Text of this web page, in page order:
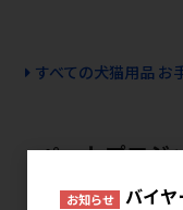
すべての犬猫用品 お
ペットプロジ
お知らせ バイ